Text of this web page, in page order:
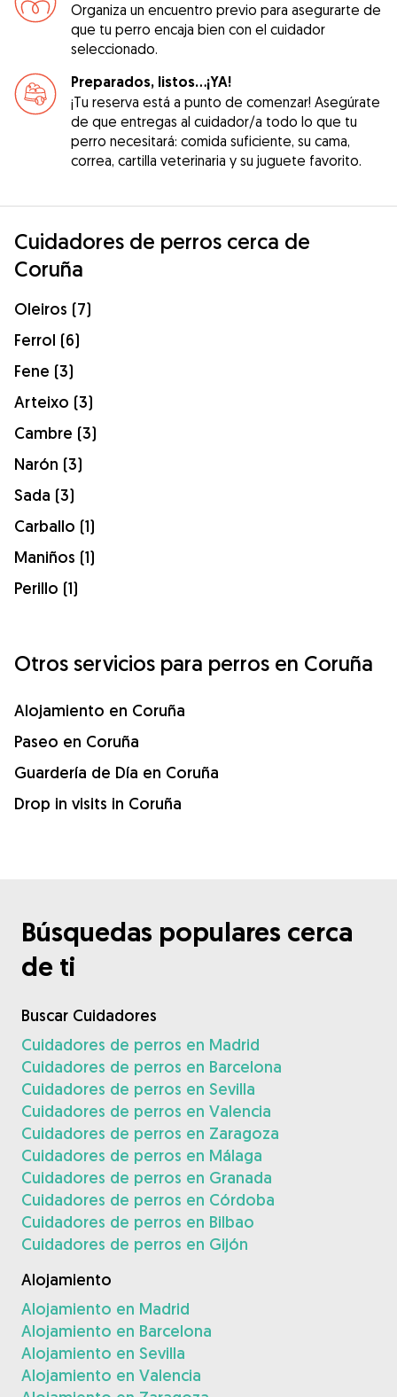
Organiza un encuentro previo para asegurarte de
que tu perro encaja bien con el cuidador
seleccionado.
Preparados, listos...¡YA!
¡Tu reserva está a punto de comenzar! Asegúrate
de que entregas al cuidador/a todo lo que tu
perro necesitará: comida suficiente, su cama,
correa, cartilla veterinaria y su juguete favorito.
Cuidadores de perros cerca de
Coruña
Oleiros (7)
Ferrol (6)
Fene (3)
Arteixo (3)
Cambre (3)
Narón (3)
Sada (3)
Carballo (1)
Maniños (1)
Perillo (1)
Otros servicios para perros en Coruña
Alojamiento en Coruña
Paseo en Coruña
Guardería de Día en Coruña
Drop in visits in Coruña
Búsquedas populares cerca
de ti
Buscar Cuidadores
Cuidadores de perros en Madrid
Cuidadores de perros en Barcelona
Cuidadores de perros en Sevilla
Cuidadores de perros en Valencia
Cuidadores de perros en Zaragoza
Cuidadores de perros en Málaga
Cuidadores de perros en Granada
Cuidadores de perros en Córdoba
Cuidadores de perros en Bilbao
Cuidadores de perros en Gijón
Alojamiento
Alojamiento en Madrid
Alojamiento en Barcelona
Alojamiento en Sevilla
Alojamiento en Valencia